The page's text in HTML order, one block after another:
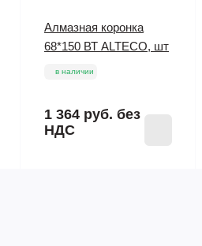
Алмазная коронка
68*150 ВТ ALTECO, шт
в наличии
1 364 руб. без
НДС